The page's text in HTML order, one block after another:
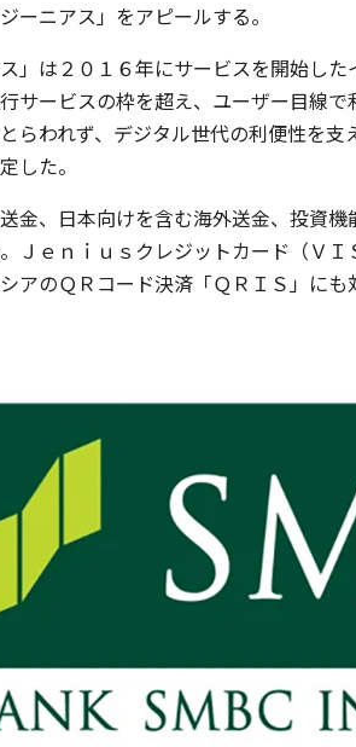
ニアス」をアピールする。
」は２０１６年にサービスを開始し
サービスの枠を超え、ユーザー目線で
らわれず、デジタル世代の利便性を
した。
金、日本向けを含む海外送金、投資
Ｊｅｎｉｕｓクレジットカード（Ｖ
アのＱＲコード決済「ＱＲＩＳ」に